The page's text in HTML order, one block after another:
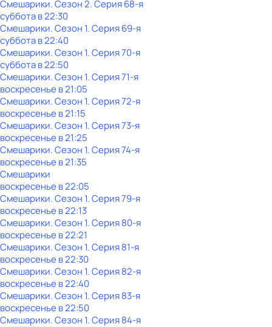
Смешарики. Сезон 2. Серия 68-я
субботав22:30
Смешарики. Сезон 1. Серия 69-я
субботав22:40
Смешарики. Сезон 1. Серия 70-я
субботав22:50
Смешарики. Сезон 1. Серия 71-я
воскресенье в21:05
Смешарики. Сезон 1. Серия 72-я
воскресенье в21:15
Смешарики. Сезон 1. Серия 73-я
воскресенье в21:25
Смешарики. Сезон 1. Серия 74-я
воскресенье в21:35
Смешарики
воскресенье в22:05
Смешарики. Сезон 1. Серия 79-я
воскресенье в22:13
Смешарики. Сезон 1. Серия 80-я
воскресенье в22:21
Смешарики. Сезон 1. Серия 81-я
воскресенье в22:30
Смешарики. Сезон 1. Серия 82-я
воскресенье в22:40
Смешарики. Сезон 1. Серия 83-я
воскресенье в22:50
Смешарики. Сезон 1. Серия 84-я